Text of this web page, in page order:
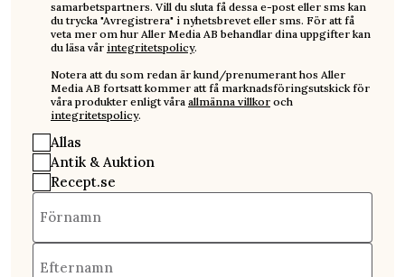
samarbetspartners. Vill du sluta få dessa e-post eller sms kan
du trycka "Avregistrera" i nyhetsbrevet eller sms. För att få
veta mer om hur Aller Media AB behandlar dina uppgifter kan
du läsa vår integritetspolicy.
Notera att du som redan är kund/prenumerant hos Aller
Media AB fortsatt kommer att få marknadsföringsutskick för
våra produkter enligt våra allmänna villkor och
integritetspolicy.
Allas
Antik & Auktion
Recept.se
Förnamn
Efternamn